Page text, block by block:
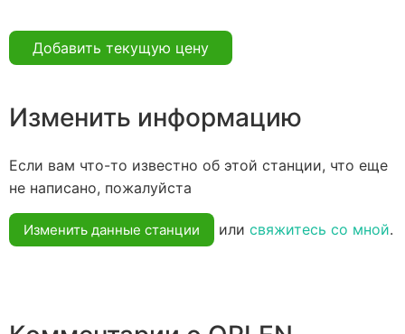
Добавить текущую цену
Изменить информацию
Если вам что-то известно об этой станции, что еще
не написано, пожалуйста
Изменить данные станции или свяжитесь со мной.